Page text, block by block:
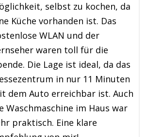
selbst zu kochen, da
Küche vorhanden ist. Das
WLAN und der
waren toll für die
Die Lage ist ideal, da das
in nur 11 Minuten
dem Auto erreichbar ist. Auch
Waschmaschine im Haus war
praktisch. Eine klare